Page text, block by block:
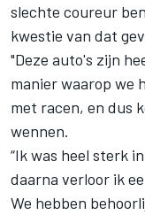
slechte coureur
kwestie van dat
"Deze auto's zijn
manier waarop we
met racen, en dus
wennen.
“Ik was heel sterk
daarna verloor ik
We hebben